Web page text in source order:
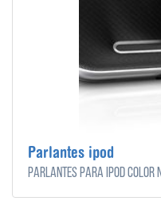
Parlantes ipod
Parlantes para ipod color